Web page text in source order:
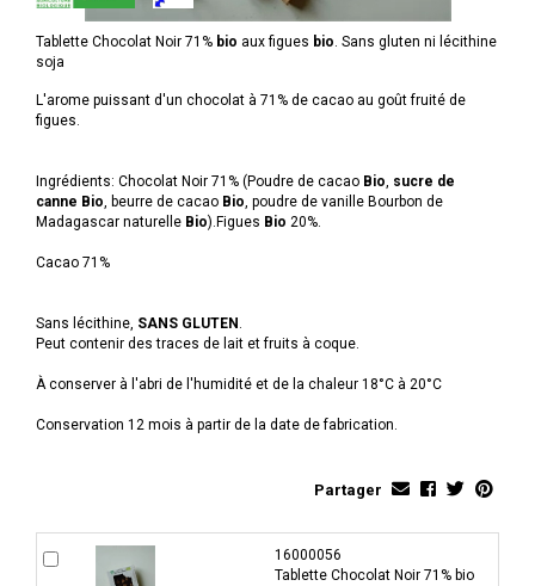
Tablette Chocolat Noir 71% bio aux figues bio. Sans gluten ni lécithine
soja
L'arome puissant d'un chocolat à 71% de cacao au goût fruité de
figues.
Ingrédients: Chocolat Noir 71% (Poudre de cacao Bio, sucre de
canne Bio, beurre de cacao Bio, poudre de vanille Bourbon de
Madagascar naturelle Bio).Figues Bio 20%.
Cacao 71%
Sans lécithine, SANS GLUTEN .
Peut contenir des traces de lait et fruits à coque.
À conserver à l'abri de l'humidité et de la chaleur 18°C à 20°C
Conservation 12 mois à partir de la date de fabrication.
Partager
16000056
Tablette Chocolat Noir 71% bio